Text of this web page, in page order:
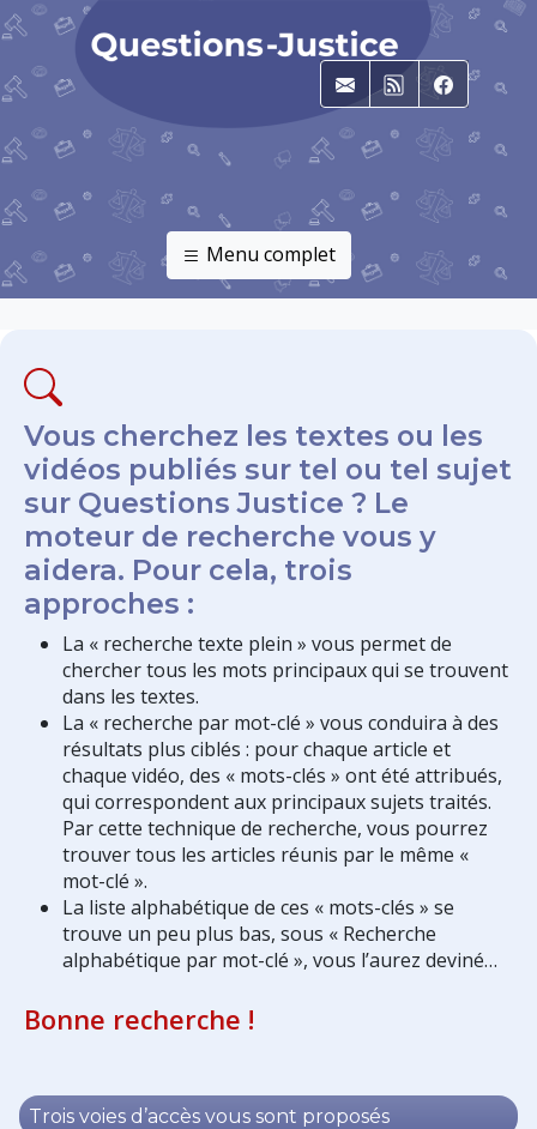
E-mailRSS
Menu complet
Vous cherchez les textes ou les
vidéos publiés sur tel ou tel sujet
sur Questions Justice ? Le
moteur de recherche vous y
aidera. Pour cela, trois
approches :
La « recherche texte plein » vous permet de
chercher tous les mots principaux qui se trouvent
dans les textes.
La « recherche par mot-clé » vous conduira à des
résultats plus ciblés : pour chaque article et
chaque vidéo, des « mots-clés » ont été attribués,
qui correspondent aux principaux sujets traités.
Par cette technique de recherche, vous pourrez
trouver tous les articles réunis par le même «
mot-clé ».
La liste alphabétique de ces « mots-clés » se
trouve un peu plus bas, sous « Recherche
alphabétique par mot-clé », vous l’aurez deviné…
Bonne recherche !
Trois voies d’accès vous sont proposés